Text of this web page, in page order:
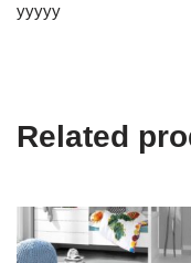
yyyyy
Related